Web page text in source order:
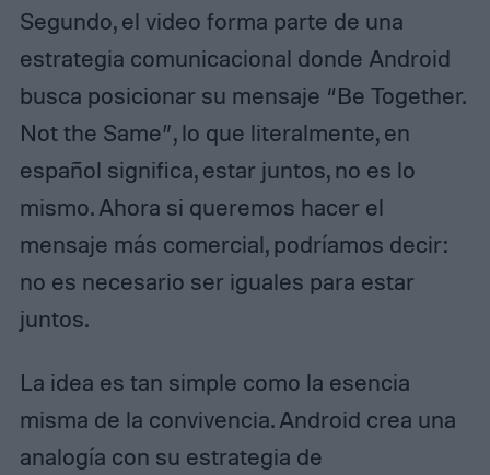
Segundo, el video forma parte de una
estrategia comunicacional donde Android
busca posicionar su mensaje “Be Together.
Not the Same”, lo que literalmente, en
español significa, estar juntos, no es lo
mismo. Ahora si queremos hacer el
mensaje más comercial, podríamos decir:
no es necesario ser iguales para estar
juntos.
La idea es tan simple como la esencia
misma de la convivencia. Android crea una
analogía con su estrategia de